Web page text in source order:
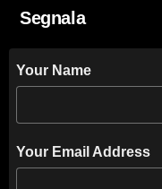
Segnala
Your Name
Your Email Address